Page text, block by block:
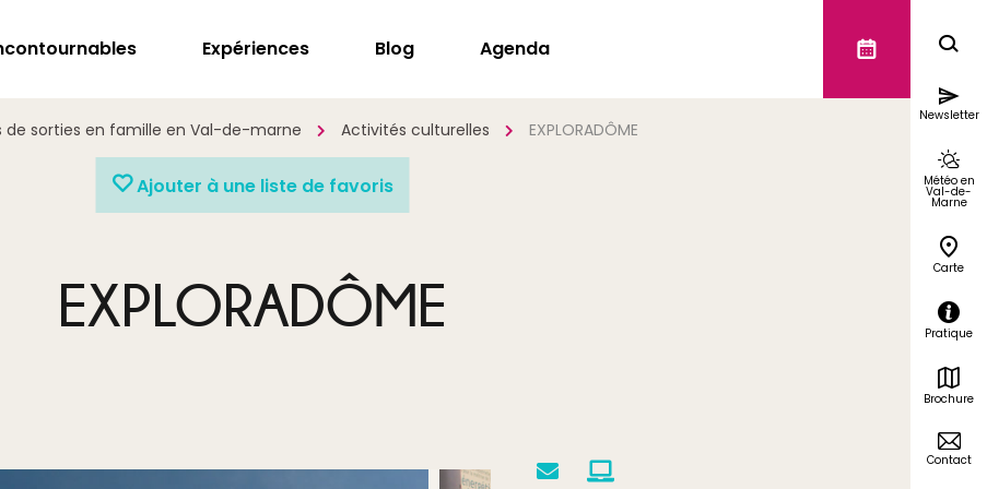
Expériences Blog Agenda
de sorties en famille en Val-de-marne Activités culturelles EXPLORADÔME
Newsletter
Météo en
Val-de-
Marne
Carte
Pratique
Brochure
Contact
Ajouter à une liste de favoris
EXPLORADÔME